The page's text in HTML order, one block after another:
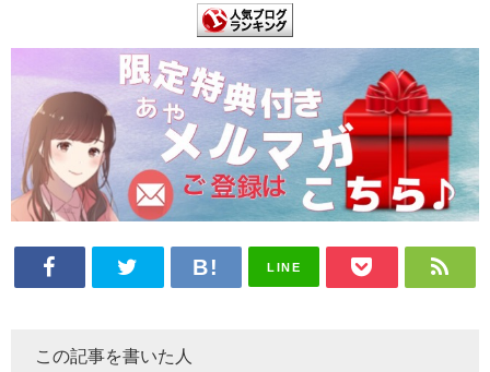
LINE
この記事を書いた人